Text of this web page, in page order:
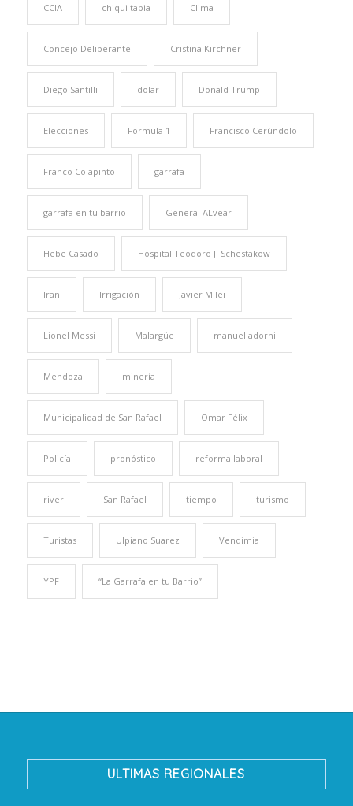
CCIA chiqui tapia Clima
Concejo Deliberante Cristina Kirchner
Diego Santilli dolar Donald Trump
Elecciones Formula 1 Francisco Cerúndolo
Franco Colapinto garrafa
garrafa en tu barrio General ALvear
Hebe Casado Hospital Teodoro J. Schestakow
Iran Irrigación Javier Milei
Lionel Messi Malargüe manuel adorni
Mendoza minería
Municipalidad de San Rafael Omar Félix
Policía pronóstico reforma laboral
river San Rafael tiempo turismo
Turistas Ulpiano Suarez Vendimia
YPF “La Garrafa en tu Barrio”
ULTIMAS REGIONALES